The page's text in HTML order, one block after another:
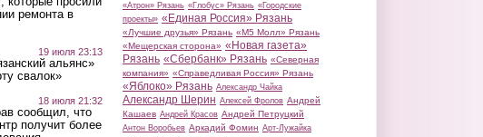
ремонта в
19 июля 23:13
альянс»
свалок»
18 июля 21:32
сообщил, что
получит более
«Атрон» Рязань «Глобус» Рязань «Городские
проекты» «Единая Россия» Рязань
«Лучшие друзья» Рязань «М5 Молл» Рязань
«Мещерская сторона» «Новая газета»
Рязань «Сбербанк» Рязань «Северная
компания» «Справедливая Россия» Рязань
«Яблоко» Рязань Александр Чайка
Александр Шерин Алексей Фролов Андрей
Кашаев Андрей Красов Андрей Петруцкий
Антон Воробьев Аркадий Фомин Арт-Лужайка